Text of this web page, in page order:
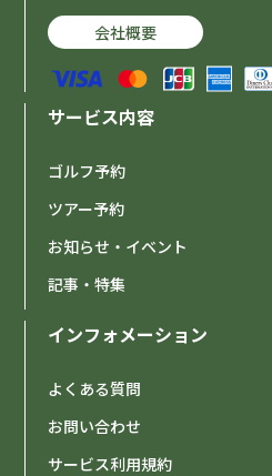
会社概要
サービス内容
ゴルフ予約
ツアー予約
お知らせ・イベント
記事・特集
インフォメーション
よくある質問
お問い合わせ
サービス利用規約